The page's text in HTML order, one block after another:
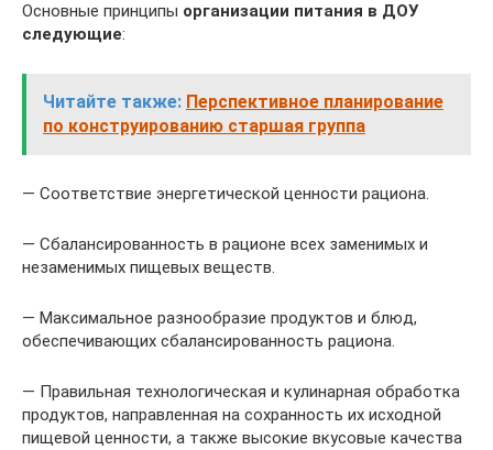
Основные принципы организации питания в ДОУ
следующие:
Читайте также: Перспективное планирование
по конструированию старшая группа
— Соответствие энергетической ценности рациона.
— Сбалансированность в рационе всех заменимых и
незаменимых пищевых веществ.
— Максимальное разнообразие продуктов и блюд,
обеспечивающих сбалансированность рациона.
— Правильная технологическая и кулинарная обработка
продуктов, направленная на сохранность их исходной
пищевой ценности, а также высокие вкусовые качества